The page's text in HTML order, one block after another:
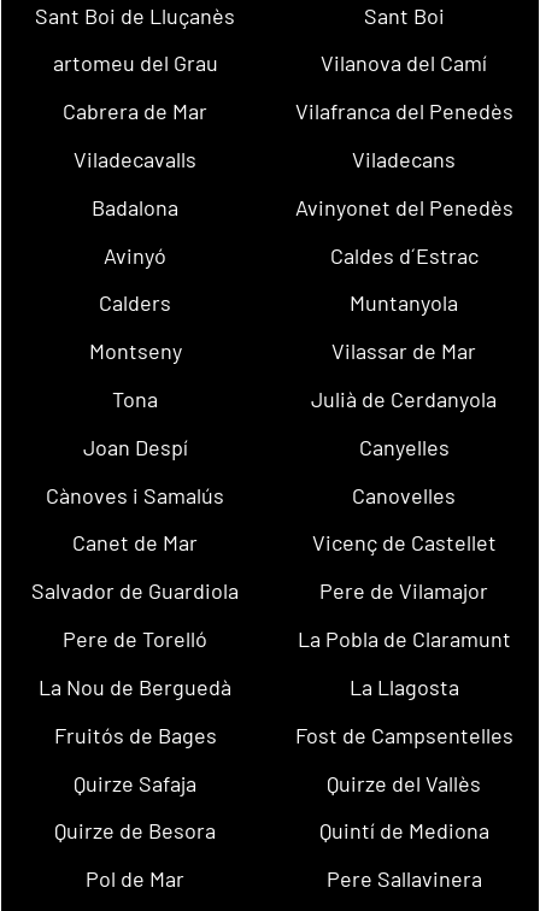
Sant Boi de Lluçanès
Sant Boi
artomeu del Grau
Vilanova del Camí
Cabrera de Mar
Vilafranca del Penedès
Viladecavalls
Viladecans
Badalona
Avinyonet del Penedès
Avinyó
Caldes d´Estrac
Calders
Muntanyola
Montseny
Vilassar de Mar
Tona
Julià de Cerdanyola
Joan Despí
Canyelles
Cànoves i Samalús
Canovelles
Canet de Mar
Vicenç de Castellet
Salvador de Guardiola
Pere de Vilamajor
Pere de Torelló
La Pobla de Claramunt
La Nou de Berguedà
La Llagosta
Fruitós de Bages
Fost de Campsentelles
Quirze Safaja
Quirze del Vallès
Quirze de Besora
Quintí de Mediona
Pol de Mar
Pere Sallavinera